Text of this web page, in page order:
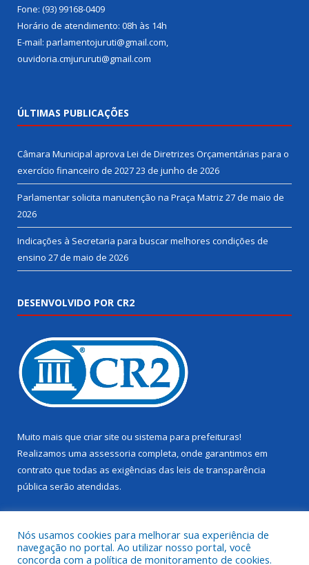
Fone: (93) 99168-0409
Horário de atendimento: 08h às 14h
E-mail: parlamentojuruti@gmail.com,
ouvidoria.cmjururuti@gmail.com
ÚLTIMAS PUBLICAÇÕES
Câmara Municipal aprova Lei de Diretrizes Orçamentárias para o
exercício financeiro de 202723 de junho de 2026
Parlamentar solicita manutenção na Praça Matriz 27 de maio de
2026
Indicações à Secretaria para buscar melhores condições de
ensino 27 de maio de 2026
DESENVOLVIDO POR CR2
Muito mais que criar site ou sistema para prefeituras!
Realizamos uma assessoria completa, onde garantimos em
contrato que todas as exigências das leis de transparência
pública serão atendidas.
Nós usamos cookies para melhorar sua experiência de
navegação no portal. Ao utilizar nosso portal, você
concorda com a política de monitoramento de cookies.